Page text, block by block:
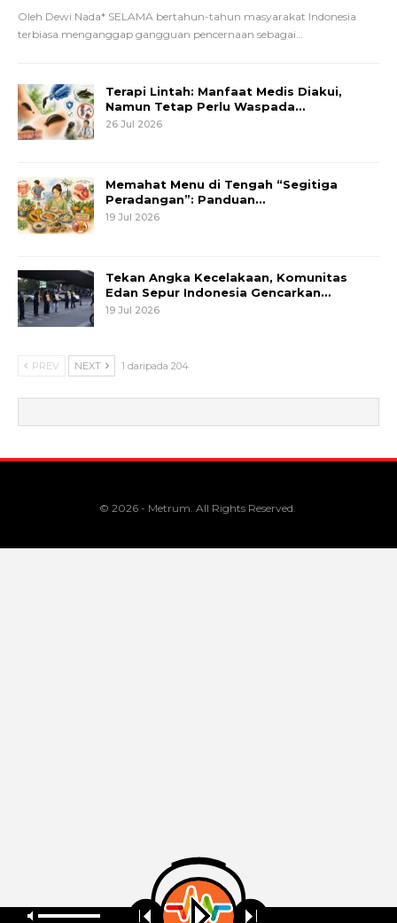
Oleh Dewi Nada* SELAMA bertahun-tahun masyarakat Indonesia
terbiasa menganggap gangguan pencernaan sebagai
Terapi Lintah: Manfaat Medis Diakui,
Namun Tetap Perlu Waspada…
26 Jul 2026
Memahat Menu di Tengah “Segitiga
Peradangan”: Panduan…
19 Jul 2026
Tekan Angka Kecelakaan, Komunitas
Edan Sepur Indonesia Gencarkan…
19 Jul 2026
PREV NEXT 1 daripada 204
© 2026 - Metrum. All Rights Reserved.